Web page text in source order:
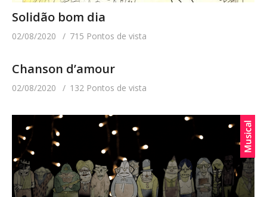
Solidão bom dia
02/08/2020 715 Pontos de vista
Chanson d’amour
02/08/2020 132 Pontos de vista